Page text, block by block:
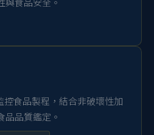
與食品安全。
控食品製程，結合非破壞性加
品品質鑑定。